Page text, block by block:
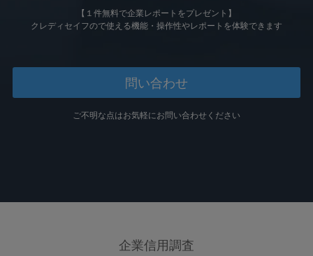
【１件無料で企業レポートをプレゼント】
クレディセイフので使える機能・ 操作性やレポートを体験できます
問い合わせ
ご不明な点はお気軽にお問い合わせください
企業信用調査